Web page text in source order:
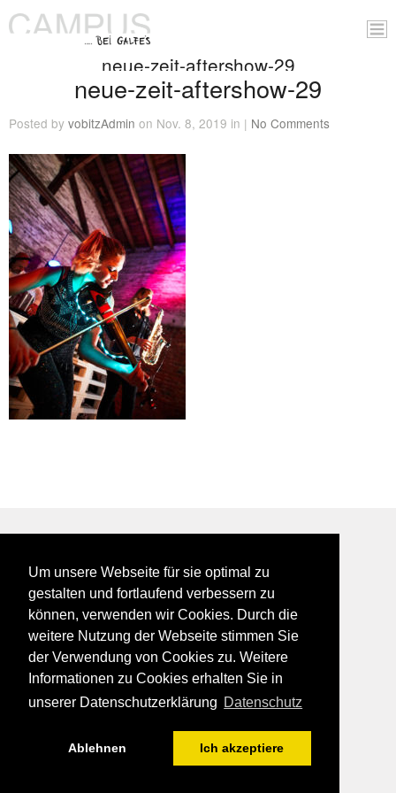
Um unsere Webseite für sie optimal zu
gestalten und fortlaufend verbessern zu
können, verwenden wir Cookies. Durch die
weitere Nutzung der Webseite stimmen Sie
der Verwendung von Cookies zu. Weitere
Informationen zu Cookies erhalten Sie in
unserer Datenschutzerklärung Datenschutz
Ablehnen Ich akzeptiere
neue-zeit-aftershow-29
neue-zeit-aftershow-29
Posted by vobitzAdmin on Nov. 8, 2019 in | No Comments
BEI GALFES - hier wird man getroffen
impressum
datenschutz
disclaimer